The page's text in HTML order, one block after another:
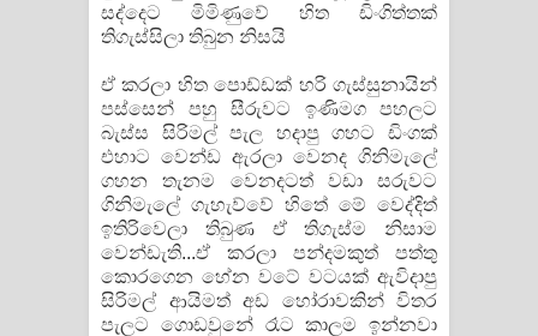
සද්දෙට මිමිණුවේ හිත ඩිංගිත්තක්
තිගැස්සිලා තිබුන නිසයි
ඒ කරලා හිත පොඩ්ඩක් හරි ගැස්සුනායින්
පස්සෙන් පහු සීරුවට ඉණිමග පහලට
බැස්ස සිරිමල් පැල හදාපු ගහට ඩිංගක්
එහාට වෙන්ඩ ඇරලා වෙනද ගිනිමැලේ
ගහන තැනම වෙනදටත් වඩා සරුවට
ගිනිමැලේ ගැහැව්වේ හිතේ මේ වෙද්දිත්
ඉතිරිවෙලා තිබුණ ඒ තිගැස්ම නිසාම
වෙන්ඩැති...ඒ කරලා පන්දමකුත් පත්තු
කොරගෙන හේන වටේ වටයක් ඇවිදාපු
සිරිමල් ආයිමත් අඩ හෝරාවකින් විතර
පැලට ගොඩවුනේ රෑට කාලම ඉන්නවා